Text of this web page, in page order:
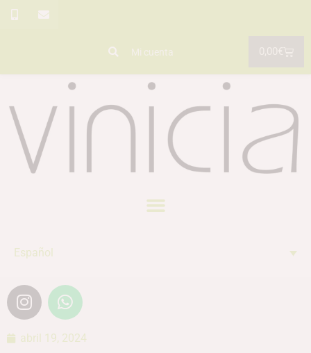
Mi cuenta
Español
abril 19, 2024